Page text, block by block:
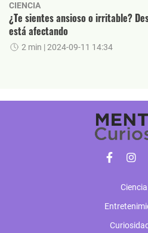
CIENCIA
¿Te sientes ansioso o irritable?
está afectando
2 min | 2024-09-11 14:34
Ciencia